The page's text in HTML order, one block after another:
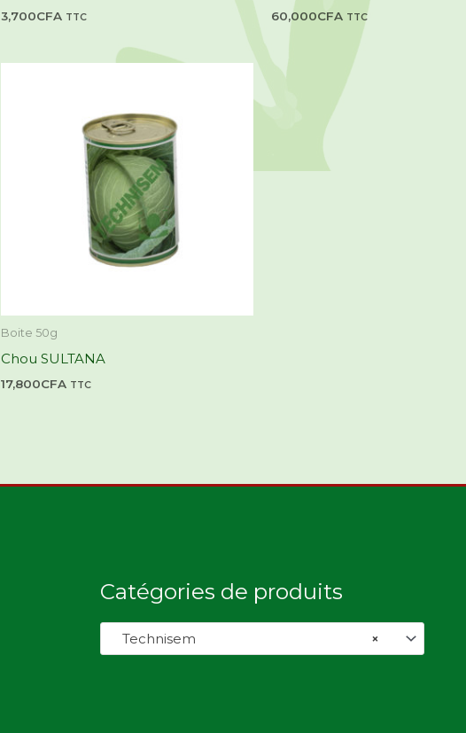
3,700CFA TTC 60,000CFA TTC
Boite 50g
Chou SULTANA
17,800CFA TTC
Catégories de produits
×
Technisem